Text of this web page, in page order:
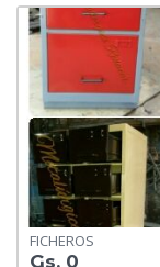
FICHEROS
Gs. 0